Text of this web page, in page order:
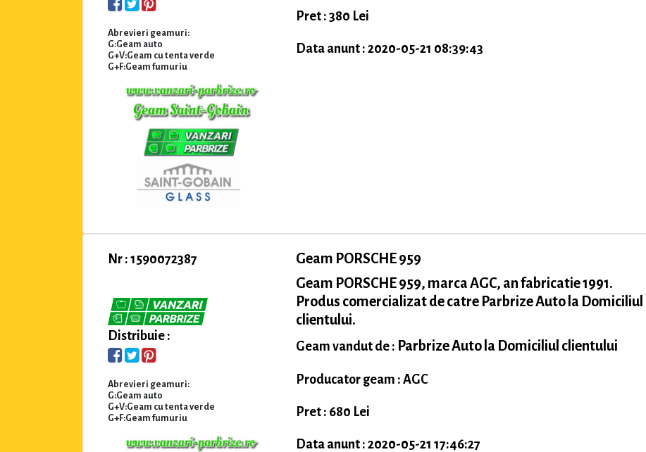
Abrevieri geamuri:
G:Geam auto
G+V:Geam cu tenta verde
G+F:Geam fumuriu
Pret : 380 Lei
Data anunt : 2020-05-21 08:39:43
Nr : 1590072387
Distribuie :
Abrevieri geamuri:
G:Geam auto
G+V:Geam cu tenta verde
G+F:Geam fumuriu
Geam PORSCHE 959
Geam PORSCHE 959, marca AGC, an fabricatie 1991.
Produs comercializat de catre Parbrize Auto la Domiciliul
clientului.
Geam vandut de : Parbrize Auto la Domiciliul clientului
Producator geam : AGC
Pret : 680 Lei
Data anunt : 2020-05-21 17:46:27